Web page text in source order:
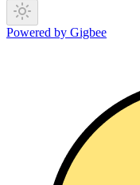
Powered by Gigbee